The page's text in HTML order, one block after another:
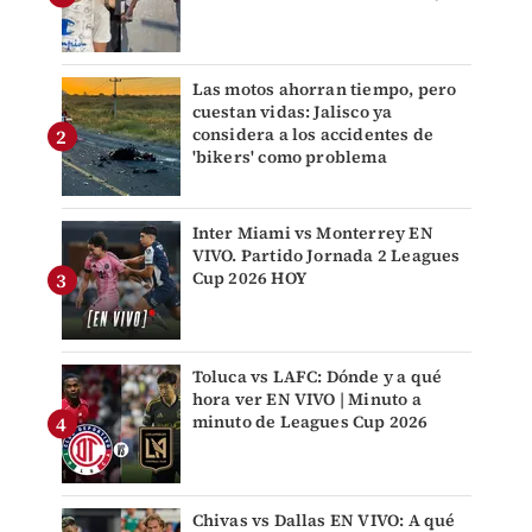
Las motos ahorran tiempo, pero
cuestan vidas: Jalisco ya
considera a los accidentes de
'bikers' como problema
Inter Miami vs Monterrey EN
VIVO. Partido Jornada 2 Leagues
Cup 2026 HOY
Toluca vs LAFC: Dónde y a qué
hora ver EN VIVO | Minuto a
minuto de Leagues Cup 2026
Chivas vs Dallas EN VIVO: A qué